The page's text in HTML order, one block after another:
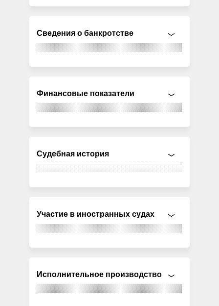
Сведения о банкротстве
Финансовые показатели
Судебная история
Участие в иностранных судах
Исполнительное производство